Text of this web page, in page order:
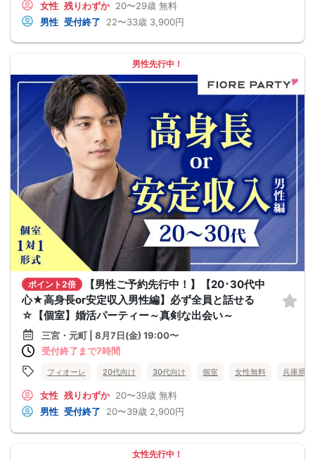
女性 残りわずか 20〜29歳 無料
男性 受付終了 22〜33歳 3,900円
男性先行中！
ポイント2倍
【男性ご予約先行中！】【20･30代中
心★高身長or安定収入男性編】必ず全員と話せる
☆【個室】婚活パーティー～真剣な出会い～
三宮・元町 | 8月7日(金) 19:00〜
受付終了まで7時間
フィオーレ 20代向け 30代向け 個室 女性無料 兵庫県
女性 残りわずか 20〜39歳 無料
男性 受付終了 20〜39歳 2,900円
女性先行中！